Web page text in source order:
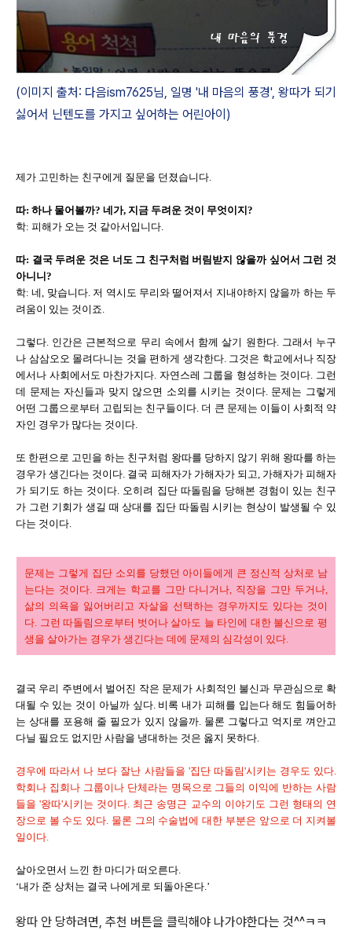
(이미지 출처: 다음ism7625님, 일명 '내 마음의 풍경', 왕따가 되기
싫어서 닌텐도를 가지고 싶어하는 어린아이)
제가 고민하는 친구에게 질문을 던졌습니다.
따: 하나 물어볼까? 네가, 지금 두려운 것이 무엇이지?
학: 피해가 오는 것 같아서입니다.
따: 결국 두려운 것은 너도 그 친구처럼 버림받지 않을까 싶어서 그런 것
아니니?
학: 네, 맞습니다. 저 역시도 무리와 떨어져서 지내야하지 않을까 하는 두
려움이 있는 것이죠.
그렇다. 인간은 근본적으로 무리 속에서 함께 살기 원한다. 그래서 누구
나 삼삼오오 몰려다니는 것을 편하게 생각한다. 그것은 학교에서나 직장
에서나 사회에서도 마찬가지다. 자연스레 그룹을 형성하는 것이다. 그런
데 문제는 자신들과 맞지 않으면 소외를 시키는 것이다. 문제는 그렇게
어떤 그룹으로부터 고립되는 친구들이다. 더 큰 문제는 이들이 사회적 약
자인 경우가 많다는 것이다.
또 한편으로 고민을 하는 친구처럼 왕따를 당하지 않기 위해 왕따를 하는
경우가 생긴다는 것이다. 결국 피해자가 가해자가 되고, 가해자가 피해자
가 되기도 하는 것이다. 오히려 집단 따돌림을 당해본 경험이 있는 친구
가 그런 기회가 생길 때 상대를 집단 따돌림 시키는 현상이 발생될 수 있
다는 것이다.
문제는 그렇게 집단 소외를 당했던 아이들에게 큰 정신적 상처로 남
는다는 것이다. 크게는 학교를 그만 다니거나, 직장을 그만 두거나,
삶의 의욕을 잃어버리고 자살을 선택하는 경우까지도 있다는 것이
다. 그런 따돌림으로부터 벗어나 살아도 늘 타인에 대한 불신으로 평
생을 살아가는 경우가 생긴다는 데에 문제의 심각성이 있다.
결국 우리 주변에서 벌어진 작은 문제가 사회적인 불신과 무관심으로 확
대될 수 있는 것이 아닐까 싶다. 비록 내가 피해를 입는다 해도 힘들어하
는 상대를 포용해 줄 필요가 있지 않을까. 물론 그렇다고 억지로 껴안고
다닐 필요도 없지만 사람을 냉대하는 것은 옳지 못하다.
경우에 따라서 나 보다 잘난 사람들을 '집단 따돌림'시키는 경우도 있다.
학회나 집회나 그룹이나 단체라는 명목으로 그들의 이익에 반하는 사람
들을 '왕따'시키는 것이다. 최근 송명근 교수의 이야기도 그런 형태의 연
장으로 볼 수도 있다. 물론 그의 수술법에 대한 부분은 앞으로 더 지켜볼
일이다.
살아오면서 느낀 한 마디가 떠오른다.
‘내가 준 상처는 결국 나에게로 되돌아온다.’
왕따 안 당하려면, 추천 버튼을 클릭해야 나가야한다는 것^^ㅋㅋ